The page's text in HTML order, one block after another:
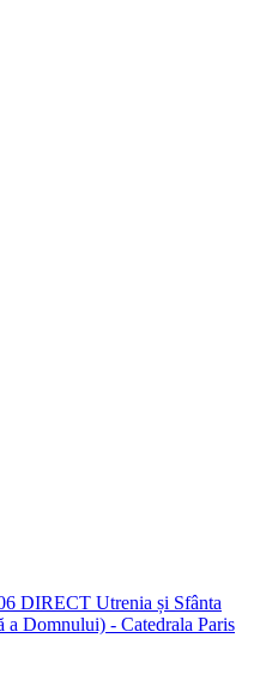
DIRECT Utrenia și Sfânta
a Domnului) - Catedrala Paris